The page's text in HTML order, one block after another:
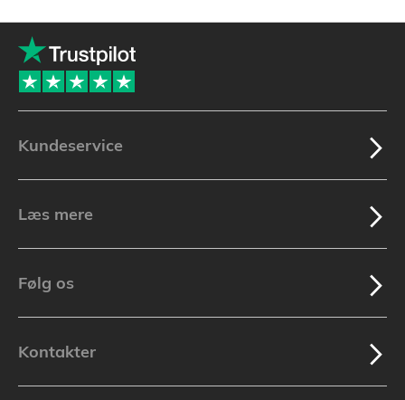
Kundeservice
Læs mere
Følg os
Kontakter